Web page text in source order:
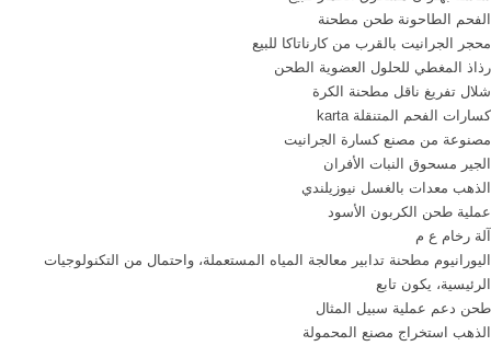
الفحم الطاحونة طحن مطحنة
محجر الجرانيت بالقرب من كارناتاكا للبيع
رذاذ المغطي للحلول العضوية الطحن
شلال تفريغ ناقل مطحنة الكرة
كسارات الفحم المتنقلة karta
مصنوعة من مصنع كسارة الجرانيت
الجير مسحوق النبات الأفران
الذهب معدات بالغسل نيوزيلندي
عملية طحن الكربون الأسود
آلة رخام ع م
اليورانيوم مطحنة تدابير معالجة المياه المستعملة، واحتمال من التكنولوجيات
الرئيسية، يكون تابع
طحن دعم عملية سبيل المثال
الذهب استخراج مصنع المحمولة